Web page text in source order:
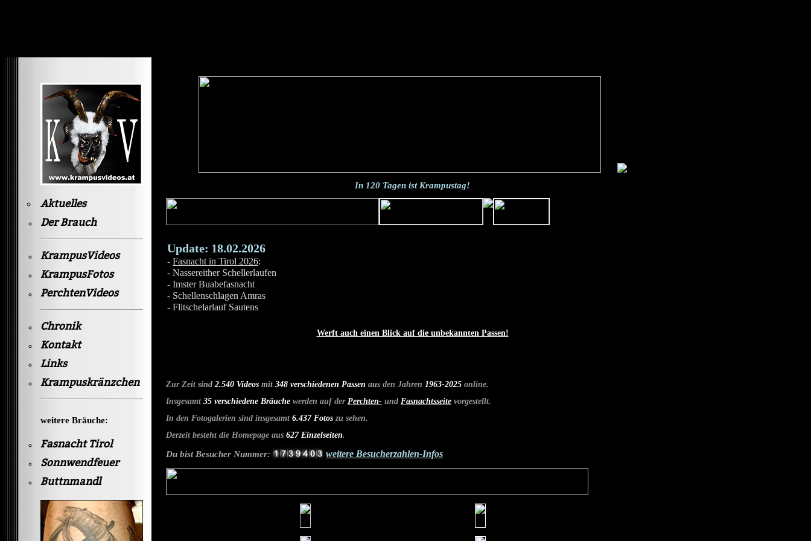
Aktuelles
Der Brauch
KrampusVideos
KrampusFotos
PerchtenVideos
Chronik
Kontakt
Links
Krampuskränzchen
weitere Bräuche:
Fasnacht Tirol
Sonnwendfeuer
Buttnmandl
In 120 Tagen ist Krampustag!
Update: 18.02.2026
- Fasnacht in Tirol 2026:
- Nassereither Schellerlaufen
- Imster Buabefasnacht
- Schellenschlagen Amras
- Flitschelarlauf Sautens
Werft auch einen Blick auf die unbekannten Passen!
Zur Zeit sind 2.540 Videos mit 348 verschiedenen Passen aus den Jahren 1963-2025 online.
Insgesamt 35 verschiedene Bräuche werden auf der Perchten- und Fasnachtsseite vorgestellt.
In den Fotogalerien sind insgesamt 6.437 Fotoszu sehen.
Derzeit besteht die Homepage aus 627 Einzelseiten.
Du bist Besucher Nummer: weitere Besucherzahlen-Infos